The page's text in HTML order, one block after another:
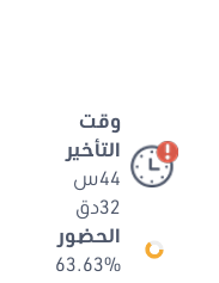
وقت
التأخير
44س
32دق
الحضور
63.63%